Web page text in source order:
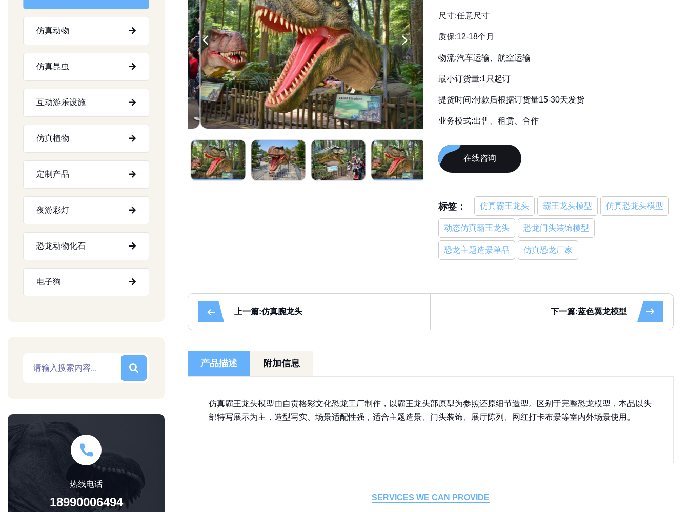
尺寸:任意尺寸
质保:12-18个月
物流:汽车运输、航空运输
最小订货量:1只起订
提货时间:付款后根据订货量15-30天发货
业务模式:出售、租赁、合作
在线咨询
标签： 仿真霸王龙头 霸王龙头模型 仿真恐龙头模型
动态仿真霸王龙头 恐龙门头装饰模型
恐龙主题造景单品 仿真恐龙厂家
上一篇:仿真腕龙头 下一篇:蓝色翼龙模型
产品描述 附加信息
仿真霸王龙头模型由自贡格彩文化恐龙工厂制作，以霸王龙头部原型为参照还原细节造型。区别于完整恐龙模型，本品以头
部特写展示为主，造型写实、场景适配性强，适合主题造景、门头装饰、展厅陈列、网红打卡布景等室内外场景使用。
SERVICES WE CAN PROVIDE
仿真动物
仿真昆虫
互动游乐设施
仿真植物
定制产品
夜游彩灯
恐龙动物化石
电子狗
热线电话
18990006494